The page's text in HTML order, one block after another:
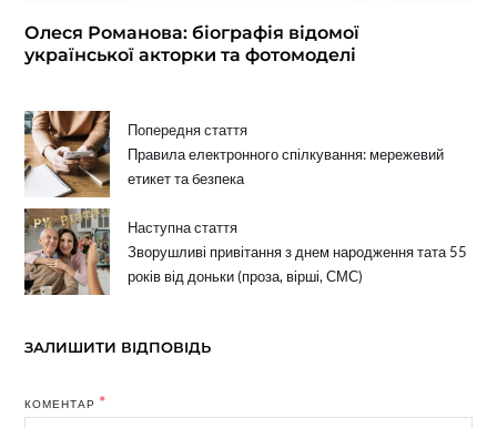
Олеся Романова: біографія відомої
української акторки та фотомоделі
Попередня стаття
Правила електронного спілкування: мережевий
етикет та безпека
Наступна стаття
Зворушливі привітання з днем народження тата 55
років від доньки (проза, вірші, СМС)
ЗАЛИШИТИ ВІДПОВІДЬ
КОМЕНТАР *